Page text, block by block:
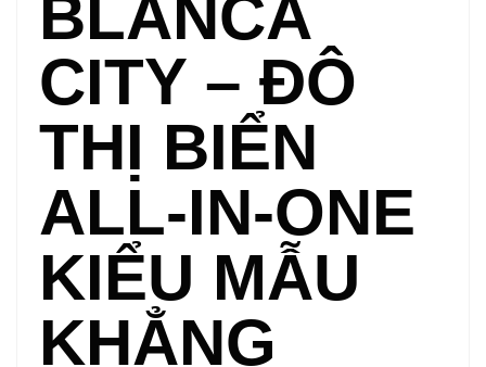
BLANCA
CITY – ĐÔ
THỊ BIỂN
ALL-IN-ONE
KIỂU MẪU
KHẲNG